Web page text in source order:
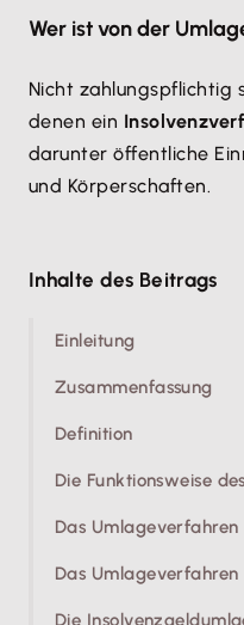
Wer ist von der
Nicht zahlungspflichtig
denen ein
darunter öffentliche
und Körperschaften.
Inhalte des Beitrags
Einleitung
Zusammenfassung
Definition
Die Funktionsweise
Das
Das
Die